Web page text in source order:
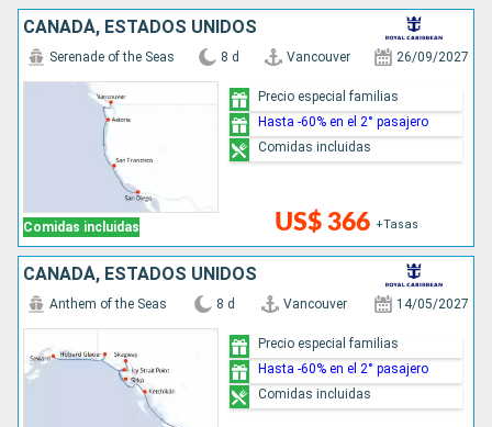
CANADÁ, ESTADOS UNIDOS
Comidas incluidas
Serenade of the Seas 8 d Vancouver 26/09/2027
US$ 366 +Tasas
Precio especial familias
Hasta -60% en el 2° pasajero
Comidas incluidas
CANADÁ, ESTADOS UNIDOS
Anthem of the Seas 8 d Vancouver 14/05/2027
Precio especial familias
Hasta -60% en el 2° pasajero
Comidas incluidas